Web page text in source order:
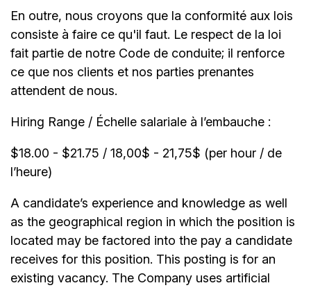
En outre, nous croyons que la conformité aux lois
consiste à faire ce qu'il faut. Le respect de la loi
fait partie de notre Code de conduite; il renforce
ce que nos clients et nos parties prenantes
attendent de nous.
Hiring Range / Échelle salariale à l’embauche :
$18.00 - $21.75 / 18,00$ - 21,75$ (per hour / de
l’heure)
A candidate’s experience and knowledge as well
as the geographical region in which the position is
located may be factored into the pay a candidate
receives for this position. This posting is for an
existing vacancy. The Company uses artificial